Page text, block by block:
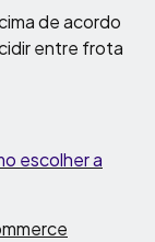
de acordo
entre frota
escolher a